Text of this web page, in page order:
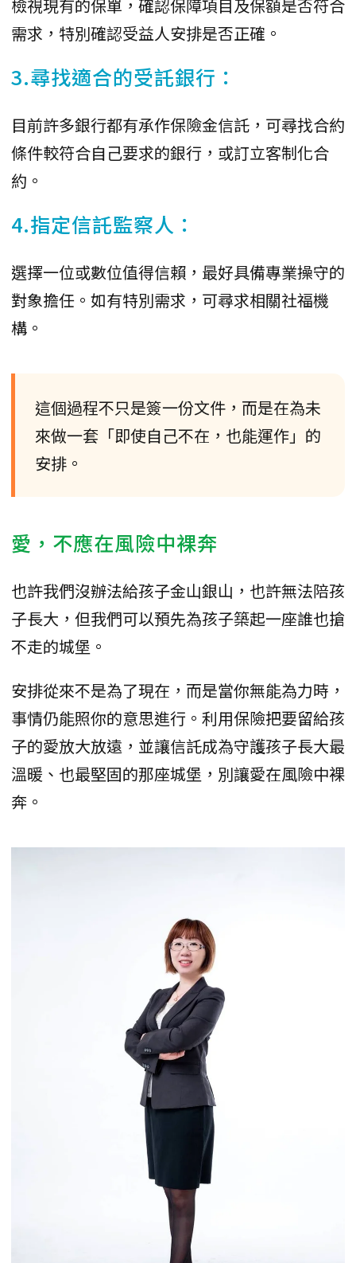
檢視現有的保單，確認保障項目及保額是否符合
需求，特別確認受益人安排是否正確。
3.尋找適合的受託銀行：
目前許多銀行都有承作保險金信託，可尋找合約
條件較符合自己要求的銀行，或訂立客制化合
約。
4.指定信託監察人：
選擇一位或數位值得信賴，最好具備專業操守的
對象擔任。如有特別需求，可尋求相關社福機
構。
這個過程不只是簽一份文件，而是在為未
來做一套「即使自己不在，也能運作」的
安排。
愛，不應在風險中裸奔
也許我們沒辦法給孩子金山銀山，也許無法陪孩
子長大，但我們可以預先為孩子築起一座誰也搶
不走的城堡。
安排從來不是為了現在，而是當你無能為力時，
事情仍能照你的意思進行。利用保險把要留給孩
子的愛放大放遠，並讓信託成為守護孩子長大最
溫暖、也最堅固的那座城堡，別讓愛在風險中裸
奔。